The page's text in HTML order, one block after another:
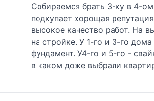
Собираемся брать 3-ку в 4-
подкупает хорощая
высокое качество работ. На
на стройке. У 1-го и 3-го дома
фундамент. У4-го и 5-го -
в каком доже выбрали